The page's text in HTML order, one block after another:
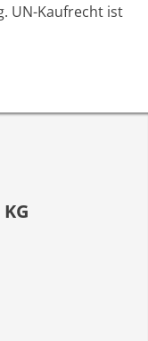
UN-Kaufrecht ist